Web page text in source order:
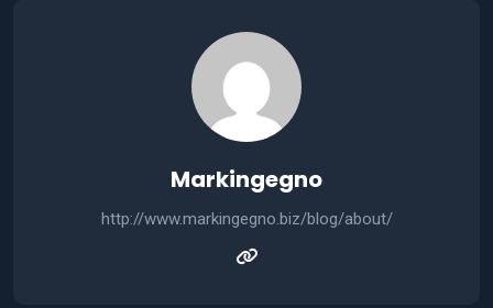
Markingegno
http://www.markingegno.biz/blog/about/